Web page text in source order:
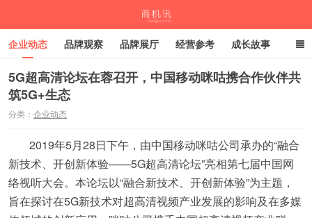
企业动态 品牌观察 品牌展厅 经营参考 成长故事
深度观察 伙伴计划
5G超高清论坛在蓉召开，中国移动咪咕携合作伙伴共
筑5G+生态
分类： 企业动态
2019年5月28日下午，由中国移动咪咕公司承办的“融合
新技术、开创新体验——5G超高清论坛”亮相第七届中国网
络视听大会。本论坛以“融合新技术、开创新体验”为主题，
旨在探讨在5G新技术对超高清视频产业发展的影响及在多媒